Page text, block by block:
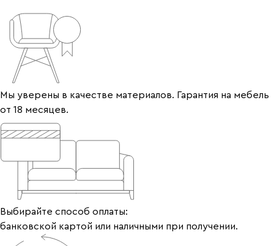
Мы уверены в качестве материалов. Гарантия на мебель
от 18 месяцев.
Выбирайте способ оплаты:
банковской картой или наличными при получении.